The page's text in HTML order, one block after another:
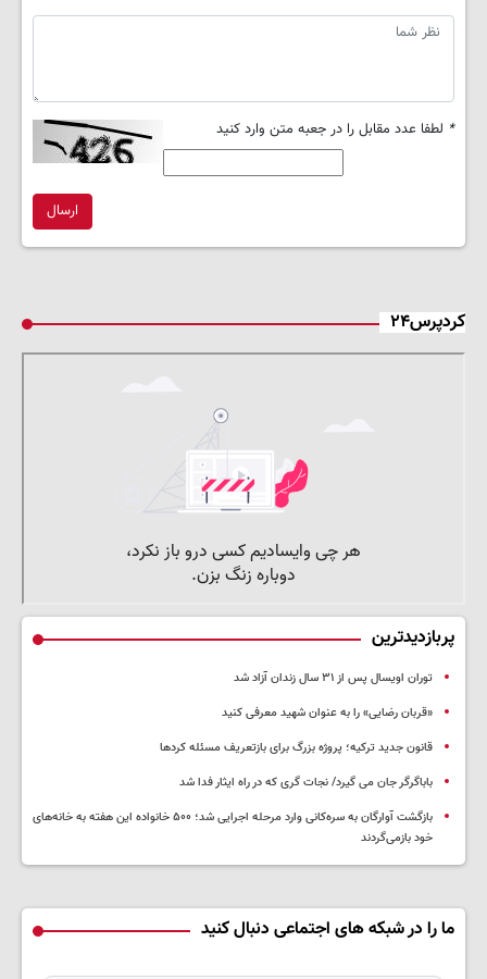
* لطفا عدد مقابل را در جعبه متن وارد کنید
ارسال
کردپرس۲۴
پربازدیدترین
توران اویسال پس از ۳۱ سال زندان آزاد شد
«قربان رضایی» را به عنوان شهید معرفی کنید
قانون جدید ترکیه؛ پروژه بزرگ‌ برای بازتعریف مسئله کردها
باباگرگر جان می گیرد/ نجات گری که در راه ایثار فدا شد
بازگشت آوارگان به سره‌کانی وارد مرحله اجرایی شد؛ ۵۰۰ خانواده این هفته به خانه‌های
خود بازمی‌گردند
ما را در شبکه های اجتماعی دنبال کنید